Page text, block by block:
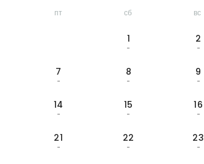
пт сб вс
1
-
2
-
7
-
8
-
9
-
14
-
15
-
16
-
21
-
22
-
23
-